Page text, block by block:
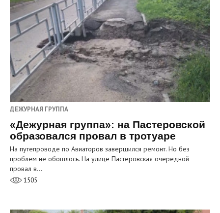
ДЕЖУРНАЯ ГРУППА
«Дежурная группа»: на Пастеровской
образовался провал в тротуаре
На путепроводе по Авиаторов завершился ремонт. Но без
проблем не обошлось. На улице Пастеровская очередной
провал в…
1505